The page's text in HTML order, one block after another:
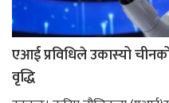
एआई प्रविधिले उकास्यो
वृद्धि